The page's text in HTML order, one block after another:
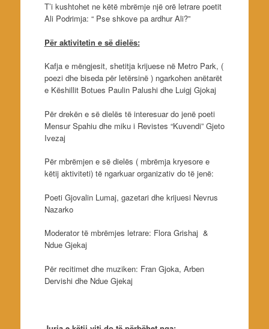
T’i kushtohet ne këtë mbrëmje një orë letrare poetit
Ali Podrimja: “ Pse shkove pa ardhur Ali?”
Për aktivitetin e së dielës:
Kafja e mëngjesit, shetitja krijuese në Metro Park, (
poezi dhe biseda për letërsinë ) ngarkohen anëtarët
e Këshillit Botues Paulin Palushi dhe Luigj Gjokaj
Për drekën e së dielës të interesuar do jenë poeti
Mensur Spahiu dhe miku i Revistes “Kuvendi” Gjeto
Ivezaj
Për mbrëmjen e së dielës ( mbrëmja kryesore e
këtij aktiviteti) të ngarkuar organizativ do të jenë:
Poeti Gjovalin Lumaj, gazetari dhe krijuesi Nevrus
Nazarko
Moderator të mbrëmjes letrare: Flora Grishaj &
Ndue Gjekaj
Për recitimet dhe muziken: Fran Gjoka, Arben
Dervishi dhe Ndue Gjekaj